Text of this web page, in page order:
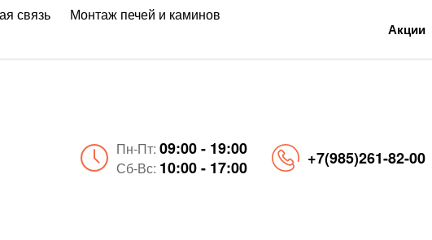
связь
Монтаж печей и каминов
Акции
Пн-Пт: 09:00 - 19:00
Сб-Вс: 10:00 - 17:00 +7(985)261-82-00